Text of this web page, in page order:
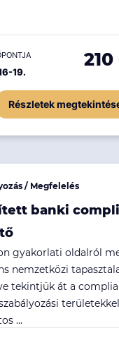
19.
Részletek
/ Megfelelés
banki
gyakorlati oldalról
nemzetközi
tekintjük át a
területekkel
...